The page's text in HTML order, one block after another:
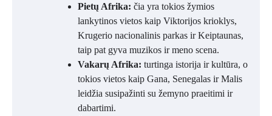
Pietų Afrika: čia yra tokios žymios
lankytinos vietos kaip Viktorijos krioklys,
Krugerio nacionalinis parkas ir Keiptaunas,
taip pat gyva muzikos ir meno scena.
Vakarų Afrika: turtinga istorija ir kultūra, o
tokios vietos kaip Gana, Senegalas ir Malis
leidžia susipažinti su žemyno praeitimi ir
dabartimi.